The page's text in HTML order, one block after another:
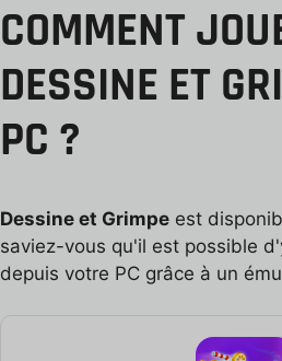
COMMENT
DESSINE ET
PC ?
Dessine et Grimpe est
saviez-vous qu'il est possible
depuis votre PC grâce à un